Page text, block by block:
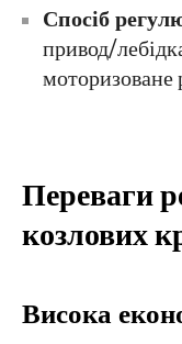
Спосіб
привод/
Переваги
козлових
Висока